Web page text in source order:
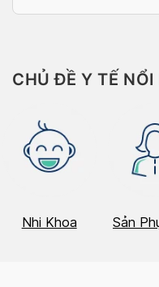
CHỦ ĐỀ Y TẾ NỔI
Nhi Khoa Sản